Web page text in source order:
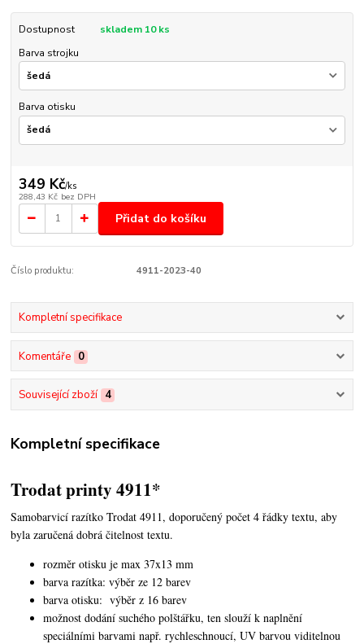
Dostupnost
skladem 10 ks
Barva strojku
Barva otisku
349 Kč/ks
288,43 Kč bez DPH
Přidat do košíku
Číslo produktu: 4911-2023-40
Kompletní specifikace
Komentáře 0
Související zboží 4
Kompletní specifikace
Trodat printy 4911*
Samobarvicí razítko Trodat 4911, doporučený počet 4 řádky textu,aby
byla zaručená dobrá čitelnost textu.
rozměr otisku je max 37x13 mm
barva razítka: výběr ze 12 barev
barva otisku: výběr z 16 barev
možnost dodání suchého polštářku, ten slouží k naplnění
speciálními barvami např. rychleschnoucí, UV barvou viditelnou